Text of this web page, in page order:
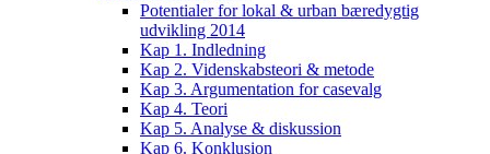
Potentialer for lokal & urban bæredygtig
udvikling 2014
Kap 1. Indledning
Kap 2. Videnskabsteori & metode
Kap 3. Argumentation for casevalg
Kap 4. Teori
Kap 5. Analyse & diskussion
Kap 6. Konklusion